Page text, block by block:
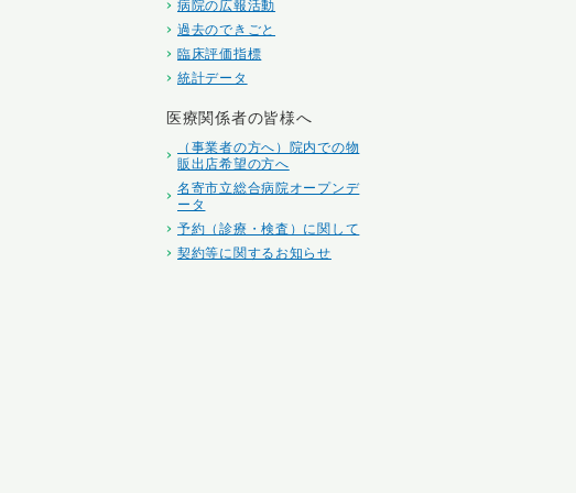
病院の広報活動
過去のできごと
臨床評価指標
統計データ
医療関係者の皆様へ
（事業者の方へ）院内での物
販出店希望の方へ
名寄市立総合病院オープンデ
ータ
予約（診療・検査）に関して
契約等に関するお知らせ